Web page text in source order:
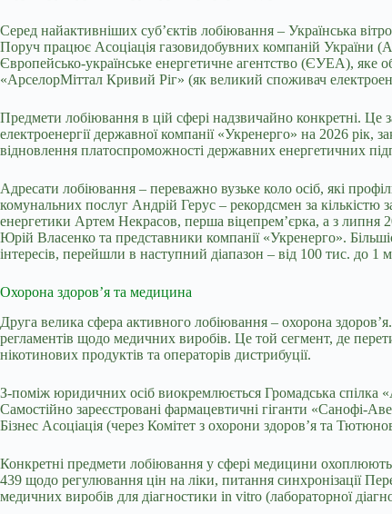
Серед найактивніших суб’єктів лобіювання – Українська
Поруч працює Асоціація газовидобувних компаній
Європейсько-українське енергетичне агентство (ЄУЕА), яке
«АрселорМіттал Кривий Ріг» (як великий споживач
Предмети лобіювання в цій сфері надзвичайно конкретні.
електроенергії державної компанії «Укренерго» на 2026
відновлення платоспроможності державних енергетичних
Адресати лобіювання – переважно вузьке коло осіб, які
комунальних послуг Андрій Герус – рекордсмен за кількістю
енергетики Артем Некрасов, перша віцепрем’єрка, а з
Юрій Власенко та представники компанії «Укренерго».
інтересів, перейшли в наступний діапазон – від 100 тис. до 1
Охорона здоров’я та медицина
Друга велика сфера активного лобіювання – охорона
регламентів щодо медичних виробів. Це той сегмент, де
нікотинових продуктів та операторів дистрибуції.
З-поміж юридичних осіб виокремлюється Громадська спілка
Самостійно зареєстровані фармацевтичні гіганти «Санофі-
Бізнес Асоціація (через Комітет з охорони здоров’я та
Конкретні предмети лобіювання у сфері медицини
439 щодо регулювання цін на ліки, питання синхронізації
медичних виробів для діагностики in vitro (лабораторної